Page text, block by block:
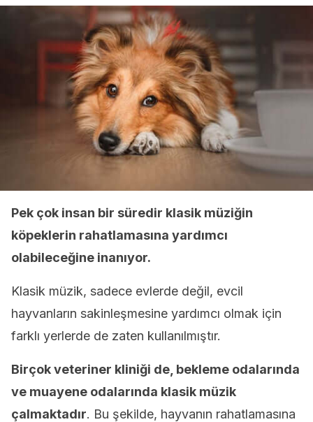
Pek çok insan bir süredir klasik müziğin
köpeklerin rahatlamasına yardımcı
olabileceğine inanıyor.
Klasik müzik, sadece evlerde değil, evcil
hayvanların sakinleşmesine yardımcı olmak için
farklı yerlerde de zaten kullanılmıştır.
Birçok veteriner kliniği de, bekleme odalarında
ve muayene odalarında klasik müzik
çalmaktadır. Bu şekilde, hayvanın rahatlamasına